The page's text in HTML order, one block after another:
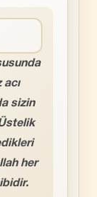
sizin
her